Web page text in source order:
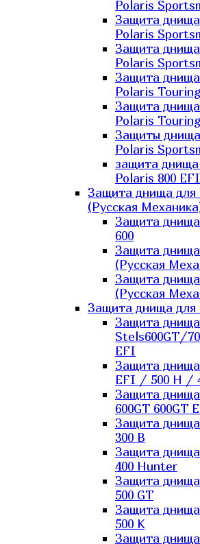
Polaris
Защита днища
Polaris
Защита днища
Polaris
Защита днища
Polaris
Защита днища
Polaris
Защиты днища
Polaris
защита днища
Polaris 800 EFI
Защита днища для
(Русская
Защита днища
600
Защита днища
(Русская
Защита днища
(Русская
Защита днища для
Защита днища
Stels600GT/
EFI
Защита
EFI / 500 H /
Защита
600GT 600GT
Защита
300 B
Защита
400 Hunter
Защита
500 GT
Защита
500 K
Защита